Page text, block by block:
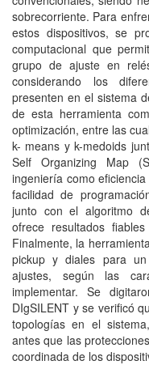
sobrecorriente. Para
estos dispositivos, se
computacional que
grupo de ajuste en
considerando los
presenten en el sistema
de esta herramienta
optimización, entre las
k- means y k-medoids
Self Organizing Map
ingeniería como
facilidad de
junto con el algoritmo
ofrece resultados
Finalmente, la
pickup y diales para
ajustes, según las
implementar. Se
DIgSILENT y se verificó
topologías en el
antes que las
coordinada de los